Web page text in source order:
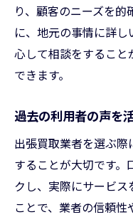
大阪市福島区で
チェックポイン
事前に確認
適切な価格
出張買取サ
安心して利
出張買取を利用
り、顧客のニーズを
に、地元の事情に詳
心して相談をするこ
できます。
過去の利用者の声を
出張買取業者を選ぶ
することが大切です。
クし、実際にサービ
ことで、業者の信頼性